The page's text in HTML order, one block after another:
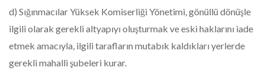
d) Sığınmacılar Yüksek Komiserliği Yönetimi, gönüllü dönüşle
ilgili olarak gerekli altyapıyı oluşturmak ve eski haklarını iade
etmek amacıyla, ilgili tarafların mutabık kaldıkları yerlerde
gerekli mahalli şubeleri kurar.